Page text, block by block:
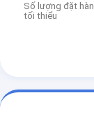
Số lượng đặt
tối thiểu